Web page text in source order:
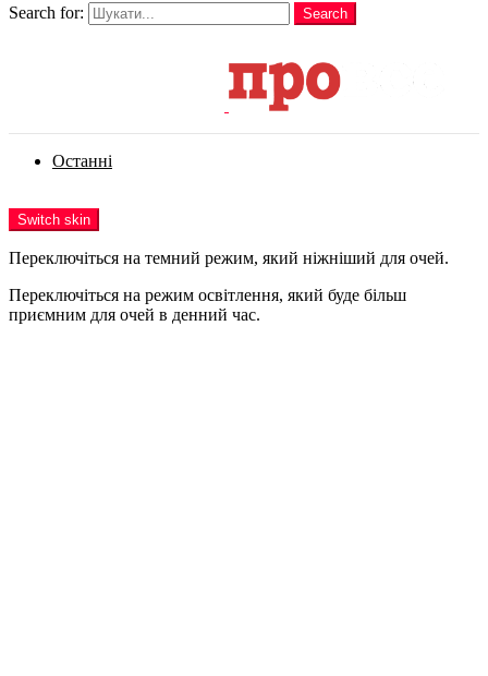
Search for:
Search
Останні
Switch skin
Переключіться на темний режим, який ніжніший для очей.
Переключіться на режим освітлення, який буде більш
приємним для очей в денний час.